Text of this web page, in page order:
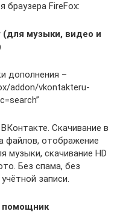
браузера FireFox:
(для музыки, видео и
дополнения –
addon/vkontakteru-
Скачивание в
файлов, отображение
музыки, скачивание HD
Без спама, без
записи.
помощник